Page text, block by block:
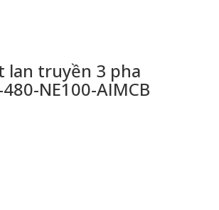
lan truyền 3 pha
NE100-AIMCB